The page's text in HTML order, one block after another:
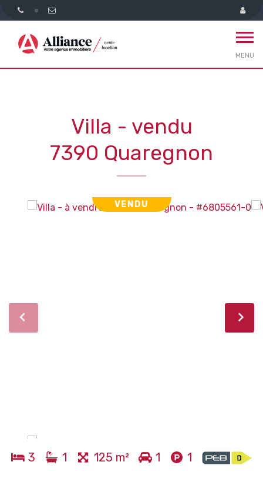
MENU
Villa - vendu
7390 Quaregnon
VENDU
3 1 125 m² 1 1